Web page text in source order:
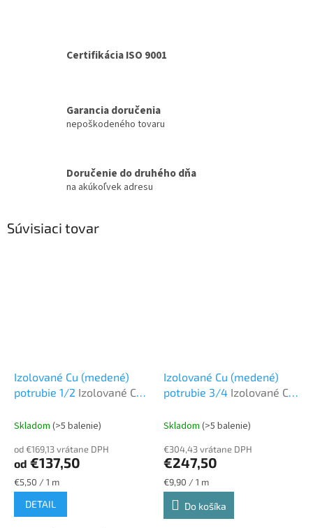
Certifikácia ISO 9001
Garancia doručenia
nepoškodeného tovaru
Doručenie do druhého dňa
na akúkoľvek adresu
Súvisiaci tovar
Izolované Cu (medené)
potrubie 1/2 Izolované CU
Skladom (>5 balenie)
od €169,13 vrátane DPH
od €137,50
Jednotková
cena:
€5,50 / 1 m
DETAIL
Izolované Cu (medené)
potrubie 3/4 Izolované CU
Skladom (>5 balenie)
€304,43 vrátane DPH
€247,50
Jednotková
cena:
€9,90 / 1 m
Do košíka